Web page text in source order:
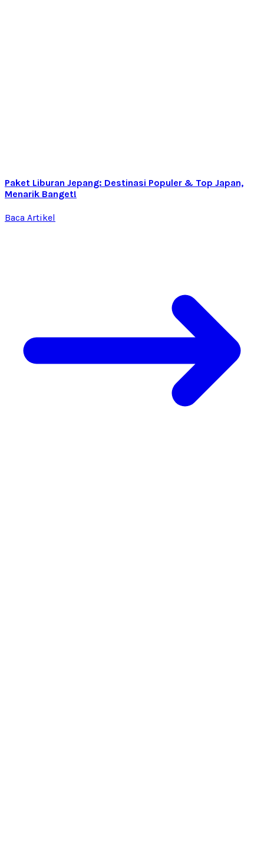
Paket Liburan Jepang: Destinasi Populer & Top Japan,
Menarik Banget!
Baca Artikel